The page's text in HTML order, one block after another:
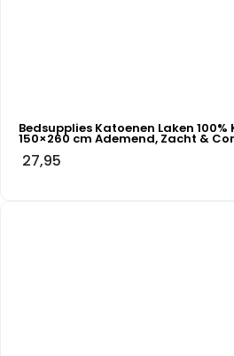
Bedsupplies Katoenen Laken
150×260 cm Ademend, Zacht &
27,95